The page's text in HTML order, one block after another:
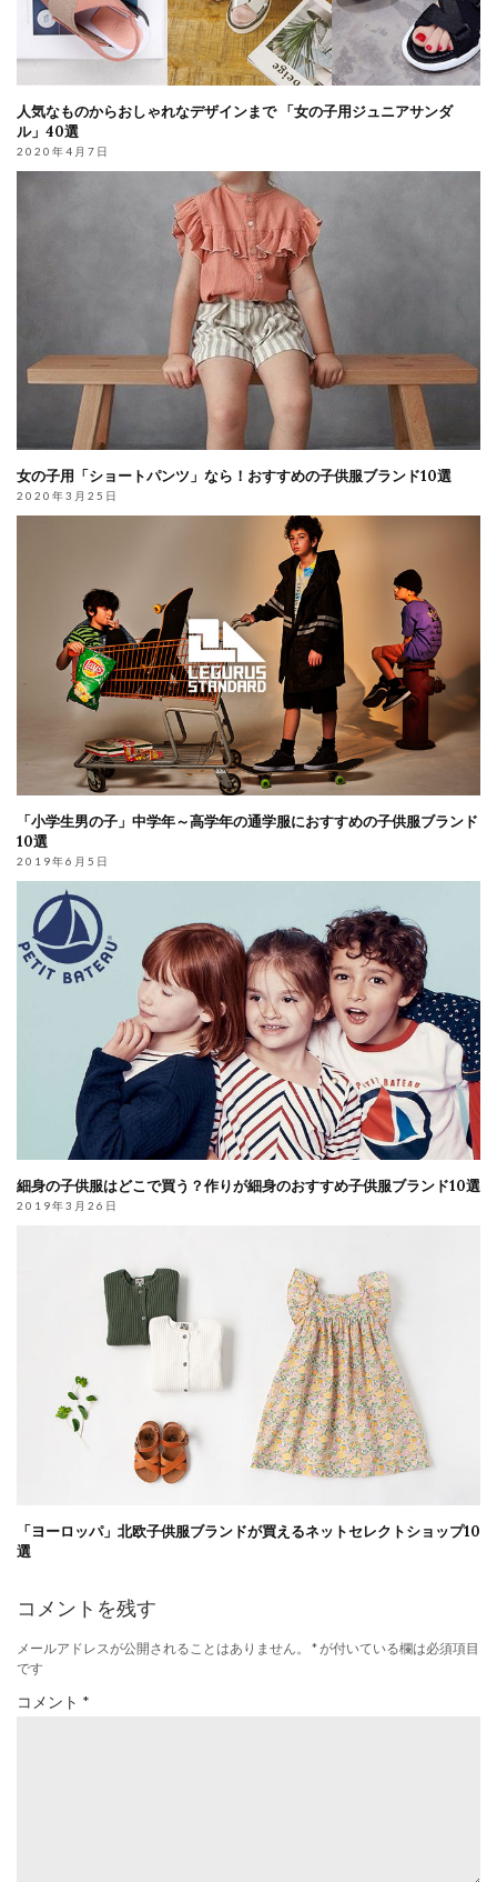
人気なものからおしゃれなデザインまで 「女の子用ジュニアサンダ
ル」40選
2020年4月7日
女の子用「ショートパンツ」なら！おすすめの子供服ブランド10選
2020年3月25日
「小学生男の子」中学年～高学年の通学服におすすめの子供服ブランド
10選
2019年6月5日
細身の子供服はどこで買う？作りが細身のおすすめ子供服ブランド10選
2019年3月26日
「ヨーロッパ」北欧子供服ブランドが買えるネットセレクトショップ10
選
コメントを残す
メールアドレスが公開されることはありません。 *が付いている欄は必須項目
です
コメント *